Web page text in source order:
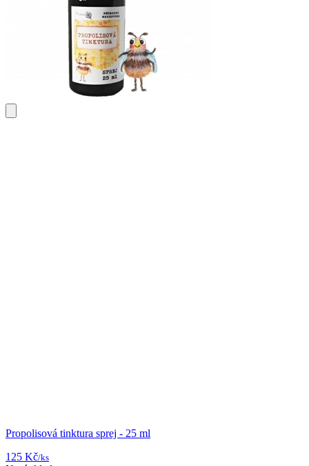
Propolisová tinktura sprej - 25 ml
125 Kč/ks